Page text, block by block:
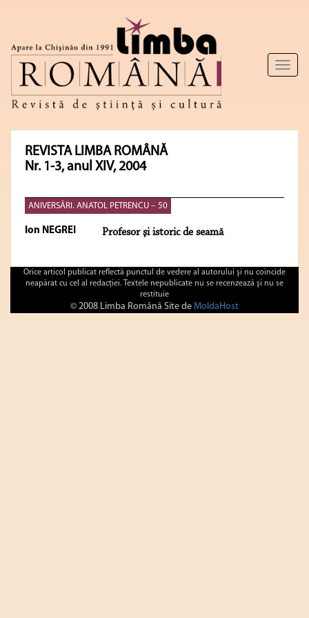
Toggle
REVISTA LIMBA ROMÂNĂ
Nr. 1-3, anul XIV, 2004
ANIVERSĂRI. ANATOL PETRENCU – 50
Ion NEGREI Profesor şi istoric de seamă
Orice articol publicat reflectă punctul de vedere al autorului şi nu coincide
neapărat cu cel al redacţiei. Textele nepublicate nu se recenzează şi nu se
restituie
© 2008 Limba Română Site de MoldaHost